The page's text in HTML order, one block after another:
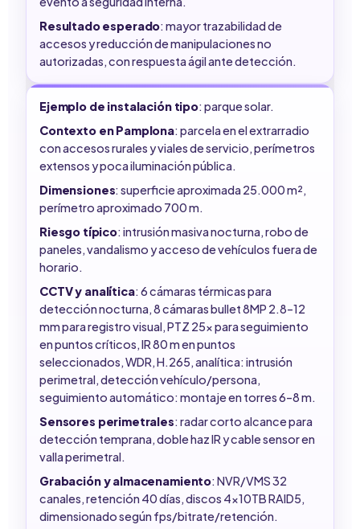
Resultado esperado: mayor trazabilidad de
accesos y reducción de manipulaciones no
autorizadas, con respuesta ágil ante detección.
Ejemplo de instalación tipo: parque solar.
Contexto en Pamplona: parcela en el extrarradio
con accesos rurales y viales de servicio, perímetros
extensos y poca iluminación pública.
Dimensiones: superficie aproximada 25.000 m²,
perímetro aproximado 700 m.
Riesgo típico: intrusión masiva nocturna, robo de
paneles, vandalismo y acceso de vehículos fuera de
horario.
CCTV y analítica: 6 cámaras térmicas para
detección nocturna, 8 cámaras bullet 8MP 2.8–12
mm para registro visual, PTZ 25x para seguimiento
en puntos críticos, IR 80 m en puntos
seleccionados, WDR, H.265, analítica: intrusión
perimetral, detección vehículo/persona,
seguimiento automático: montaje en torres 6–8 m.
Sensores perimetrales: radar corto alcance para
detección temprana, doble haz IR y cable sensor en
valla perimetral.
Grabación y almacenamiento: NVR/VMS 32
canales, retención 40 días, discos 4x10TB RAID5,
dimensionado según fps/bitrate/retención.